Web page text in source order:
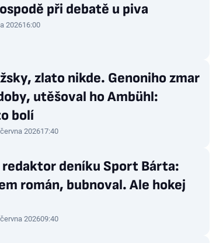
při debatě u piva
202616:00
zlato nikde. Genoniho zmar
utěšoval ho Ambühl:
bolí
202617:40
redaktor deníku Sport Bárta:
román, bubnoval. Ale hokej
202609:40